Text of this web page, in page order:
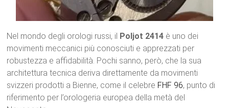
Nel mondo degli orologi russi, il Poljot 2414 è uno dei
movimenti meccanici più conosciuti e apprezzati per
robustezza e affidabilità. Pochi sanno, però, che la sua
architettura tecnica deriva direttamente da movimenti
svizzeri prodotti a Bienne, come il celebre FHF 96, punto di
riferimento per l’orologeria europea della metà del